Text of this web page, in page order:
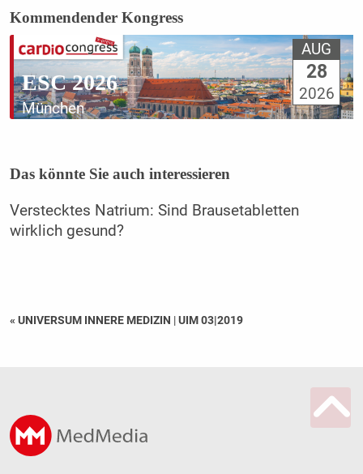
Kommendender Kongress
ESC 2026
München
AUG
28
2026
Das könnte Sie auch interessieren
Verstecktes Natrium: Sind Brausetabletten
wirklich gesund?
« UNIVERSUM INNERE MEDIZIN |UIM 03|2019